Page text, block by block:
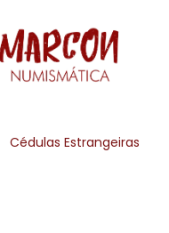
Cédulas Estrangeiras